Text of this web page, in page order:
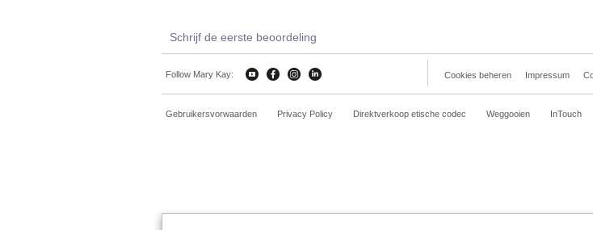
Schrijf de eerste beoordeling
Follow Mary Kay: Cookies beheren Impressum
Gebruikersvorwaarden Privacy Policy Direktverkoop etische codec Weggooien InTouch